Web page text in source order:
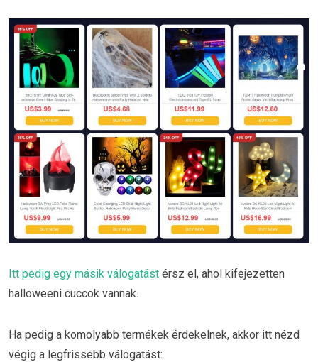
Itt pedig egy másik válogatást érsz el, ahol kifejezetten
halloweeni cuccok vannak.
Ha pedig a komolyabb termékek érdekelnek, akkor itt nézd
végig a legfrissebb válogatást: